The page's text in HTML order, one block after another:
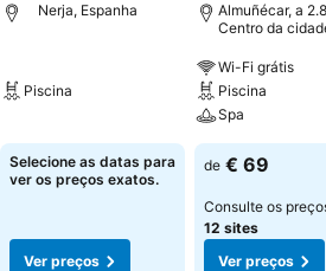
Nerja, Espanha
Piscina
Selecione as datas para
ver os preços exatos.
Ver preços
Almuñécar, a
Centro da
Wi-Fi grátis
Piscina
Spa
de € 69
Consulte os
12 sites
Ver preços